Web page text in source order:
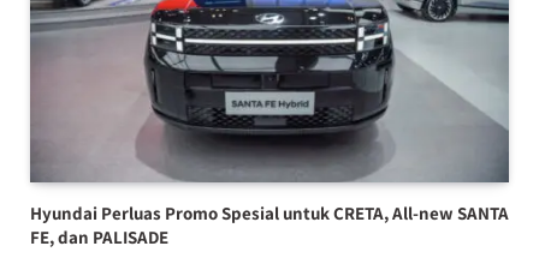
Hyundai Perluas Promo Spesial untuk CRETA, All-new SANTA
FE, dan PALISADE